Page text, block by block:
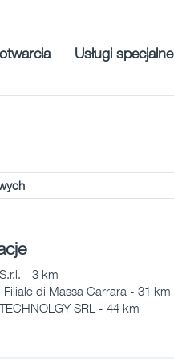
Usługi specjalne
- 3 km
Filiale di Massa Carrara - 31 km
SRL - 44 km